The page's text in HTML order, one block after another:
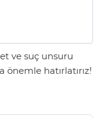
ve suç unsuru
hatırlatırız!